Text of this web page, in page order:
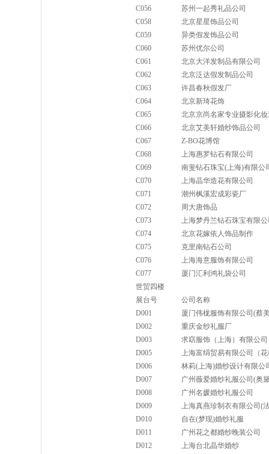
C056
苏州一起秀礼品公司
C058
北京星星饰品公司
C059
异类假发饰品公司
C060
苏州优尔公司
C061
北京大洋发制品有限公司
C062
北京泛达假发制品公司
C063
许昌春秋假发厂
C064
北京新琦花饰
C065
北京京尚名家专业摄影化
C066
北京艾美轩婚纱饰品公司
C067
Z-BO花博馆
C068
上海惠罗钻石有限公司
C069
南斐钻石珠宝(上海)有限公
C070
上海晶华造花有限公司
C071
潮州枫溪宏成彩瓷厂
C072
周大唐饰品
C073
上海梦丹兰钻石珠宝有限
C074
北京花嫁依人饰品制作
C075
克里南钻石公司
C076
上海海意服饰有限公司
C077
厦门汇利鸿礼袋公司
世贸四楼
展台号
公司名称
D001
厦门伟栊服饰有限公司(蔡
D002
重庆金纱礼服厂
D003
求窈服饰（上海）有限公
D005
上海富绢贸易有限公司（
D006
林莉(上海)婚纱设计有限公
D007
广州薇爱婚纱礼服公司(奥
D008
广州名媛婚纱礼服公司
D009
上海真燕珍制衣有限公司(
D010
自在(梦现)婚纱礼服
D011
广州花之都婚纱晚装公司
D012
上海台北晶华婚纱